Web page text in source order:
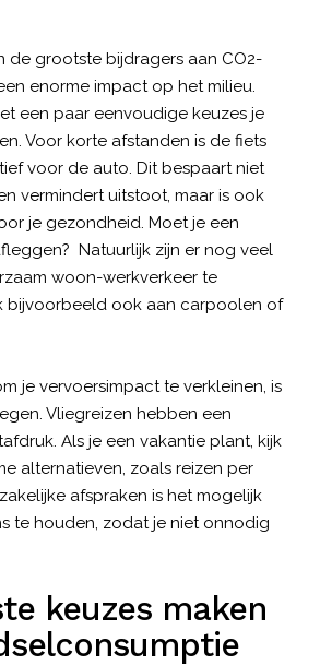
de grootste bijdragers aan CO2-
enorme impact op het milieu.
een paar eenvoudige keuzes je
Voor korte afstanden is de fiets
voor de auto. Dit bespaart niet
vermindert uitstoot, maar is ook
je gezondheid. Moet je een
Natuurlijk zijn er nog veel
woon-werkverkeer te
bijvoorbeeld ook aan carpoolen of
je vervoersimpact te verkleinen, is
Vliegreizen hebben een
Als je een vakantie plant, kijk
alternatieven, zoals reizen per
afspraken is het mogelijk
te houden, zodat je niet onnodig
keuzes maken